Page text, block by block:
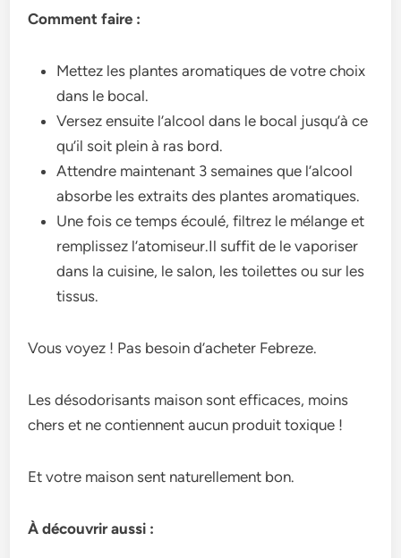
Comment faire :
Mettez les plantes aromatiques de votre choix
dans le bocal.
Versez ensuite l’alcool dans le bocal jusqu’à ce
qu’il soit plein à ras bord.
Attendre maintenant 3 semaines que l’alcool
absorbe les extraits des plantes aromatiques.
Une fois ce temps écoulé, filtrez le mélange et
remplissez l’atomiseur.Il suffit de le vaporiser
dans la cuisine, le salon, les toilettes ou sur les
tissus.
Vous voyez ! Pas besoin d’acheter Febreze.
Les désodorisants maison sont efficaces, moins
chers et ne contiennent aucun produit toxique !
Et votre maison sent naturellement bon.
À découvrir aussi :